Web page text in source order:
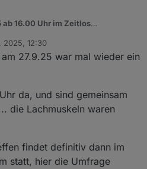
ab 16.00 Uhr im Zeitlos
2025, 12:30
27.9.25 war mal wieder ein
da, und sind gemeinsam
die Lachmuskeln waren
findet definitiv dann im
statt, hier die Umfrage